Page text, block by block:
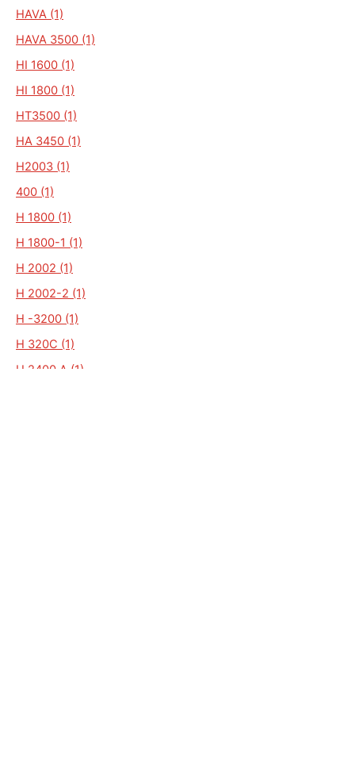
HAVA (1)
HAVA 3500 (1)
HI 1600 (1)
HI 1800 (1)
HT3500 (1)
HA 3450 (1)
H2003 (1)
400 (1)
H 1800 (1)
H 1800-1 (1)
H 2002 (1)
H 2002-2 (1)
H -3200 (1)
H 320C (1)
H 2400 A (1)